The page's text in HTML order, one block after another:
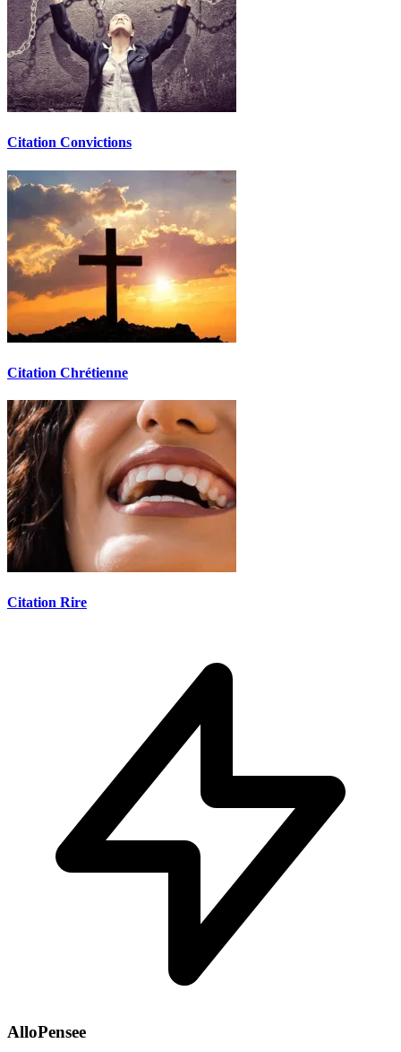
Citation Convictions
Citation Chrétienne
Citation Rire
AlloPensee